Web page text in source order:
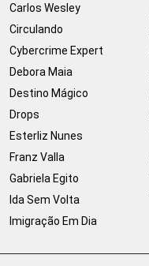
Carlos Wesley
Circulando
Cybercrime Expert
Debora Maia
Destino Mágico
Drops
Esterliz Nunes
Franz Valla
Gabriela Egito
Ida Sem Volta
Imigração Em Dia